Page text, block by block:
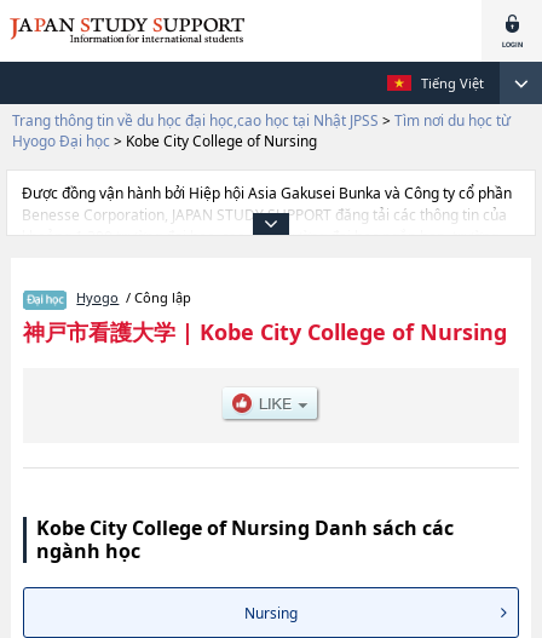
Tiếng Việt
Trang thông tin về du học đại học,cao học tại Nhật JPSS > Tìm nơi du học từ
Hyogo Đại học > Kobe City College of Nursing
Được đồng vận hành bởi Hiệp hội Asia Gakusei Bunka và Công ty cổ phần
Benesse Corporation, JAPAN STUDY SUPPORT đăng tải các thông tin của
khoảng 1.300 trường đại học, cao học, trường đại học ngắn hạn, trường
thông tin cần thiết dành cho du học sinh, như là về các Ngành Nursing,
thông tin về từng ngành học, thông tin liên quan đến thi tuyển như số
lượng tuyển sinh, số lượng trúng tuyển, cở sở trang thiết bị, hướng dẫn địa
Hyogo / Công lập
神戸市看護大学| Kobe City College of Nursing
Kobe City College of Nursing Danh sách các
ngành học
Nursing